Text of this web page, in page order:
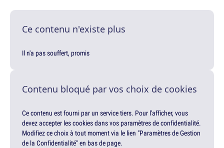
Ce contenu n'existe plus
Il n'a pas souffert, promis
Contenu bloqué par vos choix de cookies
Ce contenu est fourni par un service tiers. Pour l'afficher, vous
devez accepter les cookies dans vos paramètres de confidentialité.
Modifiez ce choix à tout moment via le lien "Paramètres de Gestion
de la Confidentialité" en bas de page.